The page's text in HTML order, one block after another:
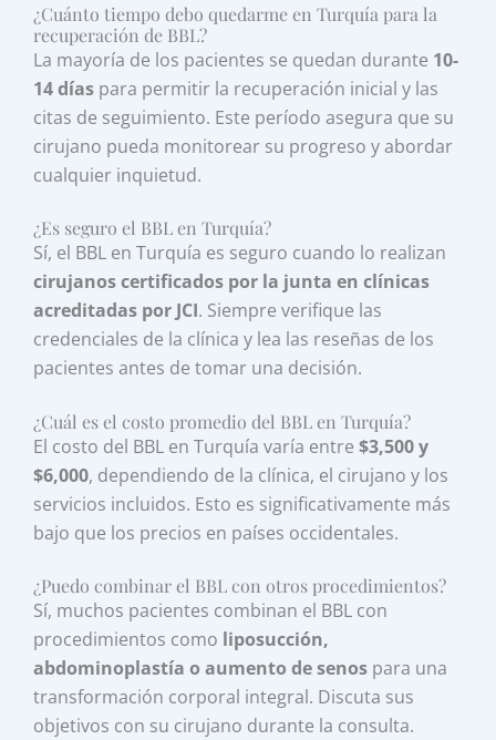
¿Cuánto tiempo debo quedarme en Turquía para la
recuperación de BBL?
La mayoría de los pacientes se quedan durante 10-
14 días para permitir la recuperación inicial y las
citas de seguimiento. Este período asegura que su
cirujano pueda monitorear su progreso y abordar
cualquier inquietud.
¿Es seguro el BBL en Turquía?
Sí, el BBL en Turquía es seguro cuando lo realizan
cirujanos certificados por la junta en clínicas
acreditadas por JCI. Siempre verifique las
credenciales de la clínica y lea las reseñas de los
pacientes antes de tomar una decisión.
¿Cuál es el costo promedio del BBL en Turquía?
El costo del BBL en Turquía varía entre$3,500 y
$6,000, dependiendo de la clínica, el cirujano y los
servicios incluidos. Esto es significativamente más
bajo que los precios en países occidentales.
¿Puedo combinar el BBL con otros procedimientos?
Sí, muchos pacientes combinan el BBL con
procedimientos como liposucción,
abdominoplastía o aumento de senos para una
transformación corporal integral. Discuta sus
objetivos con su cirujano durante la consulta.